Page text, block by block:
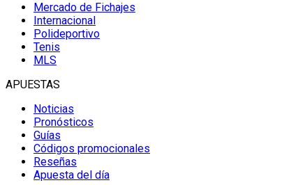
Mercado de Fichajes
Internacional
Polideportivo
Tenis
MLS
APUESTAS
Noticias
Pronósticos
Guías
Códigos promocionales
Reseñas
Apuesta del día